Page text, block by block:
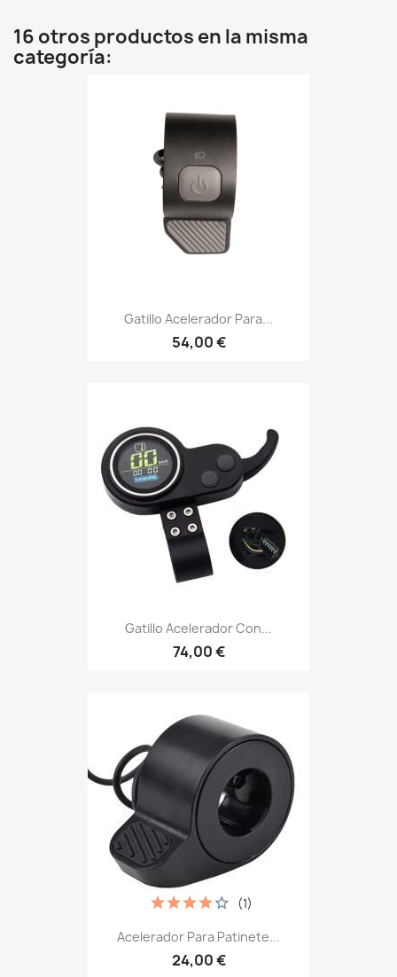
16 otros productos en la misma
categoría:
Gatillo Acelerador Para...
54,00 €
Gatillo Acelerador Con...
74,00 €
Acelerador Para Patinete...
24,00 €
(1)